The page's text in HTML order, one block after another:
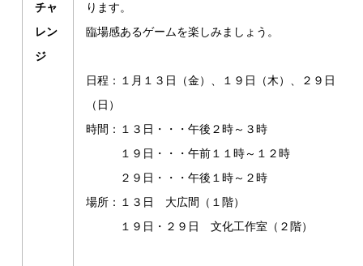
チャ
レン
ジ
ります。
臨場感あるゲームを楽しみましょう。
日程：１月１３日（金）、１９日（木）、２９日
（日）
時間：１３日・・・午後２時～３時
１９日・・・午前１１時～１２時
２９日・・・午後１時～２時
場所：１３日 大広間（１階）
１９日・２９日 文化工作室（２階）